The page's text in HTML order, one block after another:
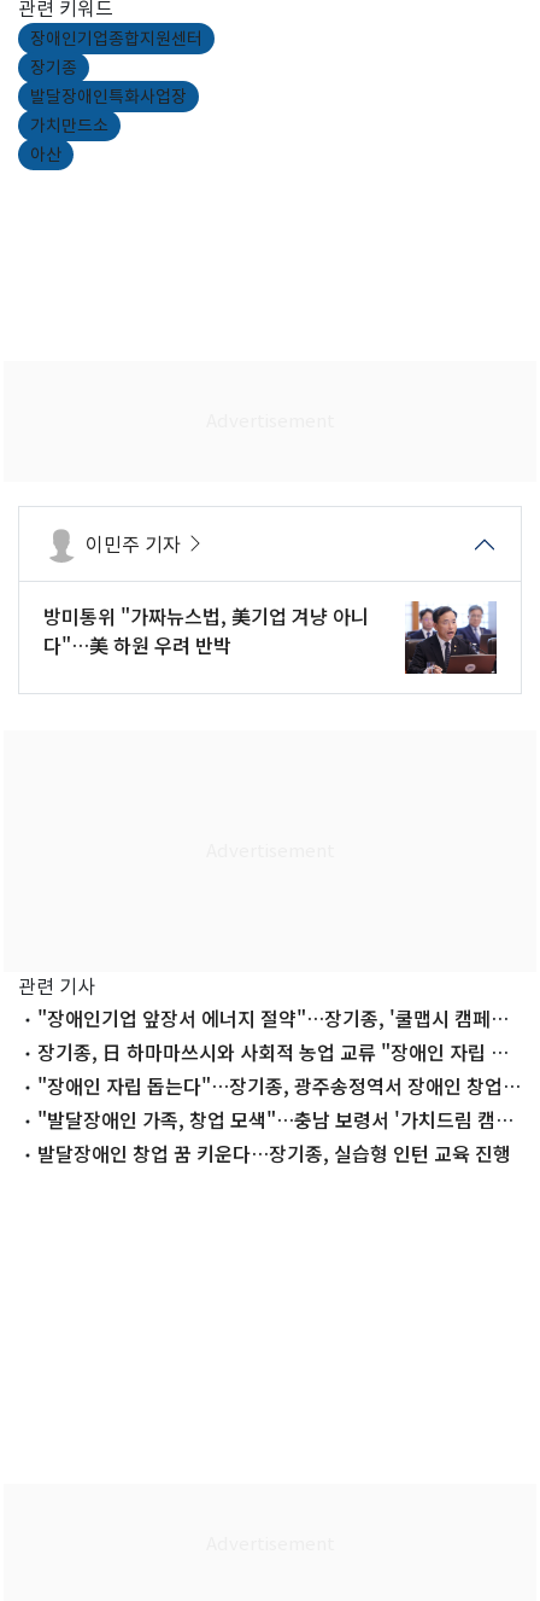
관련 키워드
장애인기업종합지원센터
장기종
발달장애인특화사업장
가치만드소
아산
이민주 기자
방미통위 "가짜뉴스법, 美기업 겨냥 아니
다"…美 하원 우려 반박
관련 기사
"장애인기업 앞장서 에너지 절약"…장기종, '쿨맵시 캠페인'
확대장기종, 日 하마마쓰시와 사회적 농업 교류 "장애인 자립 협
력 강화"
"장애인 자립 돕는다"…장기종, 광주송정역서 장애인 창업
지원 캠페인
"발달장애인 가족, 창업 모색"…충남 보령서 '가치드림 캠프'
개최발달장애인 창업 꿈 키운다…장기종, 실습형 인턴 교육 진행